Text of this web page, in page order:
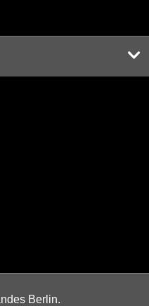
Berlin.